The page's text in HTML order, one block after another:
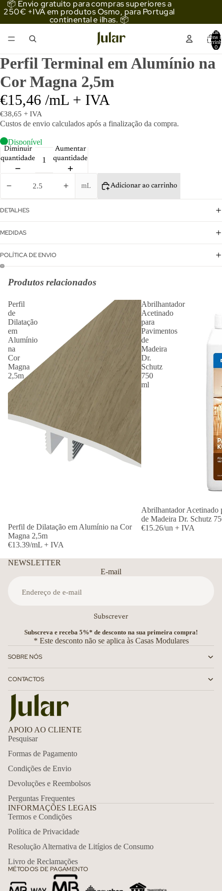
📦 Envio gratuito para compras superiores a
250€ +IVA em produtos Osmo, para Portugal
continental e ilhas. 📦
Total
itens
0
Perfil Terminal em Alumínio na
Cor Magna 2,5m
€15,46 /mL + IVA
€38,65 + IVA
Custos de envio calculados após a finalização da compra.
Disponível
Diminuir
quantidade
Aumentar
quantidade
− + mL Adicionar ao carrinho
DETALHES
MEDIDAS
POLÍTICA DE ENVIO
Produtos relacionados
Perfil
de
Dilatação
em
Alumínio
na
Cor
Magna
2,5m
Perfil de Dilatação em Alumínio na Cor
Magna 2,5m
€13.39/mL + IVA
Abrilhantador
Acetinado
para
Pavimentos
de
Madeira
Dr.
Schutz
750
ml
Abrilhantador Acetinado
de Madeira Dr. Schutz
€15.26/un + IVA
NEWSLETTER
E-mail
Subscrever
Subscreva e receba 5%* de desconto na sua primeira compra!
* Este desconto não se aplica às Casas Modulares
SOBRE NÓS
CONTACTOS
APOIO AO CLIENTE
Pesquisar
Formas de Pagamento
Condições de Envio
Devoluções e Reembolsos
Perguntas Frequentes
INFORMAÇÕES LEGAIS
Termos e Condições
Política de Privacidade
Resolução Alternativa de Litígios de Consumo
Livro de Reclamações
MÉTODOS DE PAGAMENTO
Política de reembolso
Política de privacidade
Termos do serviço
Política de envio